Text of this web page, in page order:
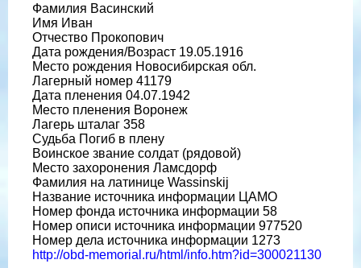
Фамилия Васинский
Имя Иван
Отчество Прокопович
Дата рождения/Возраст 19.05.1916
Место рождения Новосибирская обл.
Лагерный номер 41179
Дата пленения 04.07.1942
Место пленения Воронеж
Лагерь шталаг 358
Судьба Погиб в плену
Воинское звание солдат (рядовой)
Место захоронения Ламсдорф
Фамилия на латинице Wassinskij
Название источника информации ЦАМО
Номер фонда источника информации 58
Номер описи источника информации 977520
Номер дела источника информации 1273
http://obd-memorial.ru/html/info.htm?id=300021130